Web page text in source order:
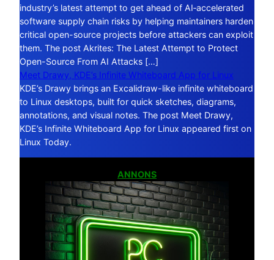
industry’s latest attempt to get ahead of AI‑accelerated
software supply chain risks by helping maintainers harden
critical open-source projects before attackers can exploit
them. The post Akrites: The Latest Attempt to Protect
Open-Source From AI Attacks […]
Meet Drawy, KDE’s Infinite Whiteboard App for Linux
KDE’s Drawy brings an Excalidraw-like infinite whiteboard
to Linux desktops, built for quick sketches, diagrams,
annotations, and visual notes. The post Meet Drawy,
KDE’s Infinite Whiteboard App for Linux appeared first on
Linux Today.
ANNONS